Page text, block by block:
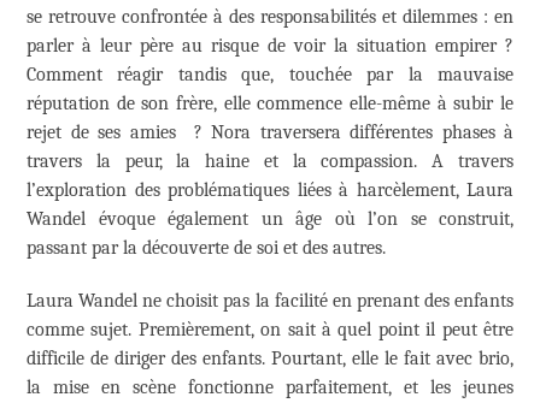
se retrouve confrontée à des responsabilités et dilemmes : en
parler à leur père au risque de voir la situation empirer ?
Comment réagir tandis que, touchée par la mauvaise
réputation de son frère, elle commence elle-même à subir le
rejet de ses amies ? Nora traversera différentes phases à
travers la peur, la haine et la compassion. A travers
l’exploration des problématiques liées à harcèlement, Laura
Wandel évoque également un âge où l’on se construit,
passant par la découverte de soi et des autres.
Laura Wandel ne choisit pas la facilité en prenant des enfants
comme sujet. Premièrement, on sait à quel point il peut être
difficile de diriger des enfants. Pourtant, elle le fait avec brio,
la mise en scène fonctionne parfaitement, et les jeunes